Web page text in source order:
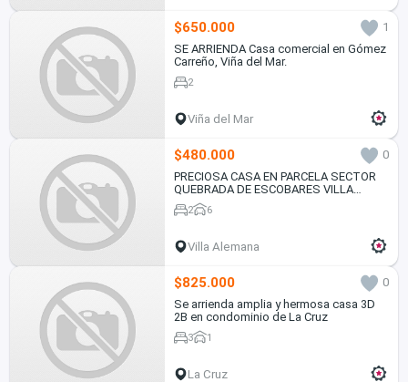
$650.000
1
SE ARRIENDA Casa comercial en Gómez
Carreño, Viña del Mar.
2
Viña del Mar
$480.000
0
PRECIOSA CASA EN PARCELA SECTOR
QUEBRADA DE ESCOBARES VILLA
ALEMANA
2 6
Villa Alemana
$825.000
0
Se arrienda amplia y hermosa casa 3D
2B en condominio de La Cruz
3 1
La Cruz